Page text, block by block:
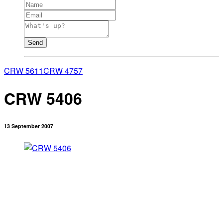
Send
CRW 5611CRW 4757
CRW 5406
13 September 2007